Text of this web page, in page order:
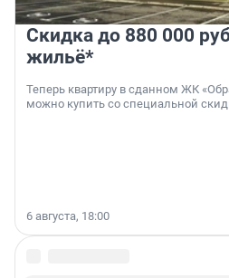
Скидка до 880 000
жильё*
Теперь квартиру в сданном ЖК
можно купить со специальной
6 августа, 18:00